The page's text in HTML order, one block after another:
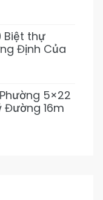
Biệt thự
Định Của
5×22
Đường 16m